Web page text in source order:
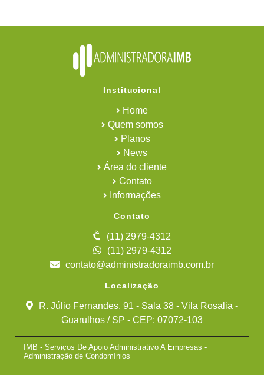
Institucional
Home
Quem somos
Planos
News
Área do cliente
Contato
Informações
Contato
(11) 2979-4312
(11) 2979-4312
contato@administradoraimb.com.br
Localização
R. Júlio Fernandes, 91 - Sala 38 - Vila Rosalia -
Guarulhos / SP - CEP: 07072-103
IMB - Serviços De Apoio Administrativo A Empresas -
Administração de Condomínios